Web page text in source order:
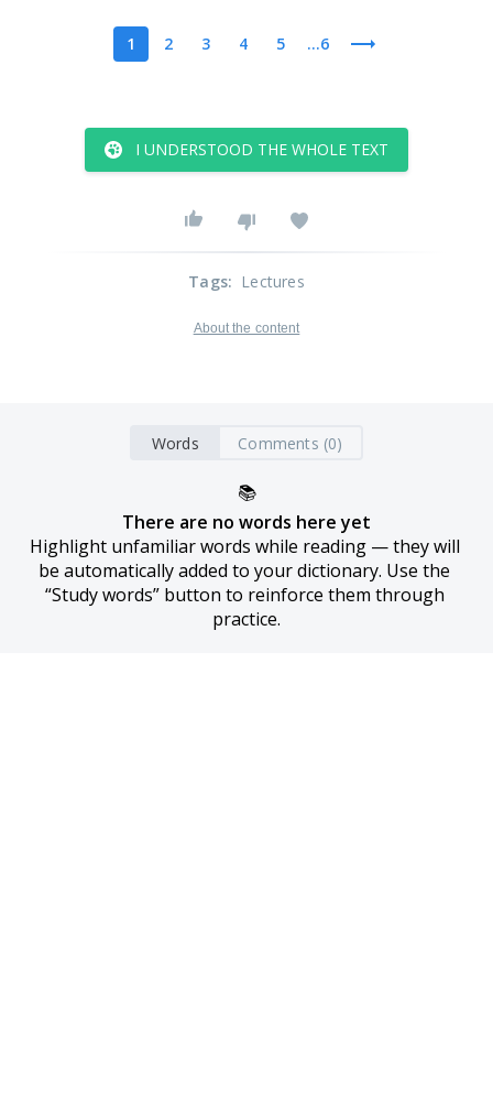
1 2 3 4 5 ...6
I UNDERSTOOD THE WHOLE TEXT
Tags: Lectures
About the content
Words Comments (0)
📚
There are no words here yet
Highlight unfamiliar words while reading — they will
be automatically added to your dictionary. Use the
“Study words” button to reinforce them through
practice.